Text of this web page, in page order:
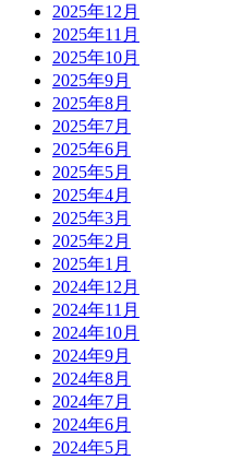
2025年12月
2025年11月
2025年10月
2025年9月
2025年8月
2025年7月
2025年6月
2025年5月
2025年4月
2025年3月
2025年2月
2025年1月
2024年12月
2024年11月
2024年10月
2024年9月
2024年8月
2024年7月
2024年6月
2024年5月